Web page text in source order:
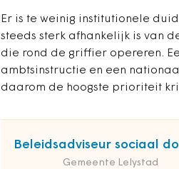
Er is te weinig institutionele
steeds sterk afhankelijk is van
die rond de griffier opereren.
ambtsinstructie en een
daarom de hoogste prioriteit
Beleidsadviseur sociaal
Gemeente Lelystad